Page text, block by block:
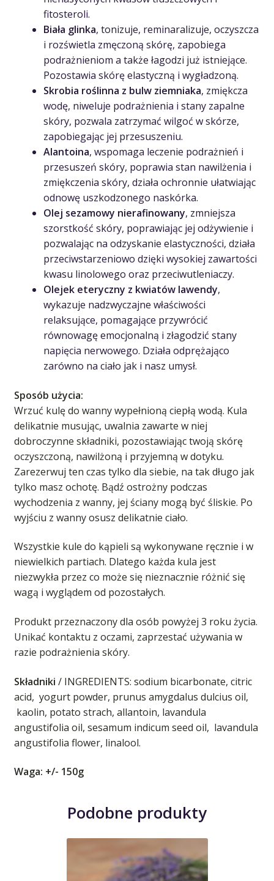
fitosteroli.
Biała glinka, tonizuje, reminaralizuje, oczyszcza
i rozświetla zmęczoną skórę, zapobiega
podrażnieniom a także łagodzi już istniejące.
Pozostawia skórę elastyczną i wygładzoną.
Skrobia roślinna z bulw ziemniaka, zmiękcza
wodę, niweluje podrażnienia i stany zapalne
skóry, pozwala zatrzymać wilgoć w skórze,
zapobiegając jej przesuszeniu.
Alantoina, wspomaga leczenie podrażnień i
przesuszeń skóry, poprawia stan nawilżenia i
zmiękczenia skóry, działa ochronnie ułatwiając
odnowę uszkodzonego naskórka.
Olej sezamowy nierafinowany, zmniejsza
szorstkość skóry, poprawiając jej odżywienie i
pozwalając na odzyskanie elastyczności, działa
przeciwstarzeniowo dzięki wysokiej zawartości
kwasu linolowego oraz przeciwutleniaczy.
Olejek eteryczny z kwiatów lawendy,
wykazuje nadzwyczajne właściwości
relaksujące, pomagające przywrócić
równowagę emocjonalną i złagodzić stany
napięcia nerwowego. Działa odprężająco
zarówno na ciało jak i nasz umysł.
Sposób użycia:
Wrzuć kulę do wanny wypełnioną ciepłą wodą. Kula
delikatnie musując, uwalnia zawarte w niej
dobroczynne składniki, pozostawiając twoją skórę
oczyszczoną, nawilżoną i przyjemną w dotyku.
Zarezerwuj ten czas tylko dla siebie, na tak długo jak
tylko masz ochotę. Bądź ostrożny podczas
wychodzenia z wanny, jej ściany mogą być śliskie. Po
wyjściu z wanny osusz delikatnie ciało.
Wszystkie kule do kąpieli są wykonywane ręcznie i w
niewielkich partiach. Dlatego każda kula jest
niezwykła przez co może się nieznacznie różnić się
wagą i wyglądem od pozostałych.
Produkt przeznaczony dla osób powyżej 3 roku życia.
Unikać kontaktu z oczami, zaprzestać używania w
razie podrażnienia skóry.
Składniki / INGREDIENTS: sodium bicarbonate, citric
acid, yogurt powder, prunus amygdalus dulcius oil,
kaolin, potato strach, allantoin, lavandula
angustifolia oil, sesamum indicum seed oil, lavandula
angustifolia flower, linalool.
Waga: +/- 150g
Podobne produkty